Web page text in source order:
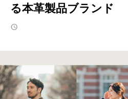
る本革製品ブランド